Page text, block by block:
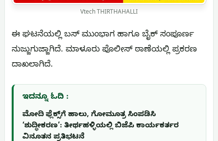
Vtech THIRTHAHALLI
ಈ ಘಟನೆಯಲ್ಲಿ ಬಸ್ ಮುಂಭಾಗ ಹಾಗೂ ಬೈಕ್ ಸಂಪೂರ್ಣ
ನುಜ್ಜುಗುಜ್ಜಾಗಿದೆ. ಮಾಳೂರು ಪೊಲೀಸ್ ಠಾಣೆಯಲ್ಲಿ ಪ್ರಕರಣ
ದಾಖಲಾಗಿದೆ.
ಇದನ್ನೂ ಓದಿ :
ಮೋದಿ ಫ್ಲೆಕ್ಸ್‌ಗೆ ಹಾಲು, ಗೋಮೂತ್ರ ಸಿಂಪಡಿಸಿ
‘ಶುದ್ಧೀಕರಣ’: ತೀರ್ಥಹಳ್ಳಿಯಲ್ಲಿ ಬಿಜೆಪಿ ಕಾರ್ಯಕರ್ತರ
ವಿನೂತನ ಪ್ರತಿಭಟನೆ